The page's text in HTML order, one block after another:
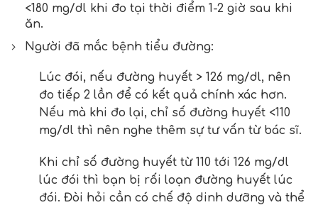
<180 mg/dl khi đo tại thời điểm 1-2 giờ sau khi
ăn.
Người đã mắc bệnh tiểu đường:
Lúc đói, nếu đường huyết > 126 mg/dl, nên
đo tiếp 2 lần để có kết quả chính xác hơn.
Nếu mà khi đo lại, chỉ số đường huyết <110
mg/dl thì nên nghe thêm sự tư vấn từ bác sĩ.
Khi chỉ số đường huyết từ 110 tới 126 mg/dl
lúc đói thì bạn bị rối loạn đường huyết lúc
đói. Đòi hỏi cần có chế độ dinh dưỡng và thể